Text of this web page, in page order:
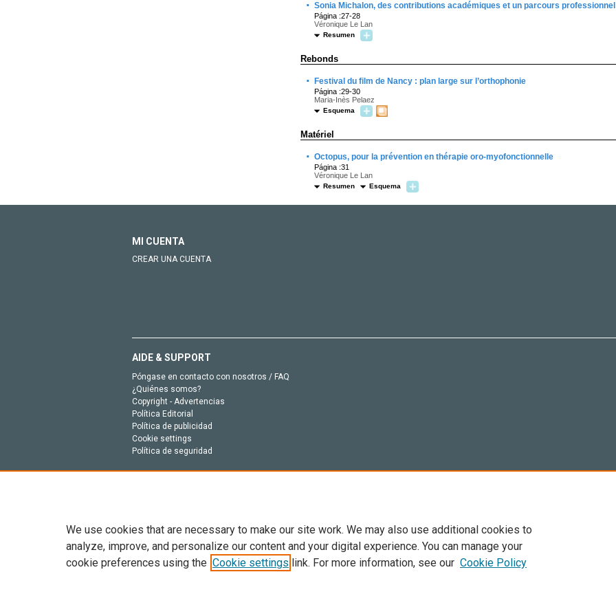
· Sonia Michalon, des contributions académiques et un parcours professionnel
Página :27-28
Véronique Le Lan
Resumen
Rebonds
· Festival du film de Nancy : plan large sur l’orthophonie
Página :29-30
Maria-Inès Pelaez
Esquema
Matériel
· Octopus, pour la prévention en thérapie oro-myofonctionnelle
Página :31
Véronique Le Lan
Resumen Esquema
MI CUENTA
CREAR UNA CUENTA
AIDE & SUPPORT
Póngase en contacto con nosotros / FAQ
¿Quiénes somos?
Copyright - Advertencias
Política Editorial
Política de publicidad
Cookie settings
Política de seguridad
Todo el contenido en este sitio: Copyright © 2026 Elsevier, sus licenciantes y colaboradores. Se reservan todos los derechos,
We use cookies that are necessary to make our site work. We may also use additional cookies to
analyze, improve, and personalize our content and your digital experience. You can manage your
cookie preferences using the Cookie settings link. For more information, see our Cookie Policy